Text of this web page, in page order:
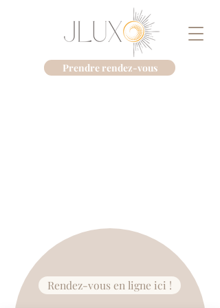
Prendre rendez-vous
Rendez-vous en ligne ici !